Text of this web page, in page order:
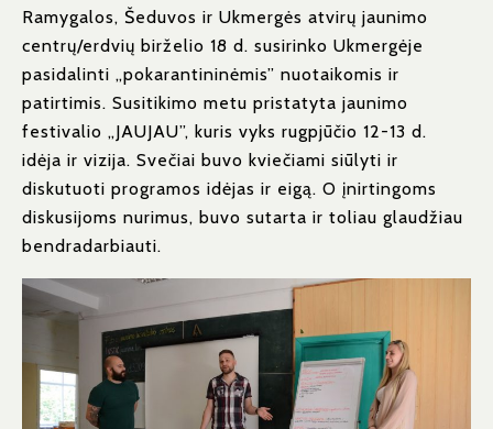
Ramygalos, Šeduvos ir Ukmergės atvirų jaunimo
centrų/erdvių birželio 18 d. susirinko Ukmergėje
pasidalinti „pokarantininėmis” nuotaikomis ir
patirtimis. Susitikimo metu pristatyta jaunimo
festivalio „JAUJAU”, kuris vyks rugpjūčio 12-13 d.
idėja ir vizija. Svečiai buvo kviečiami siūlyti ir
diskutuoti programos idėjas ir eigą. O įnirtingoms
diskusijoms nurimus, buvo sutarta ir toliau glaudžiau
bendradarbiauti.